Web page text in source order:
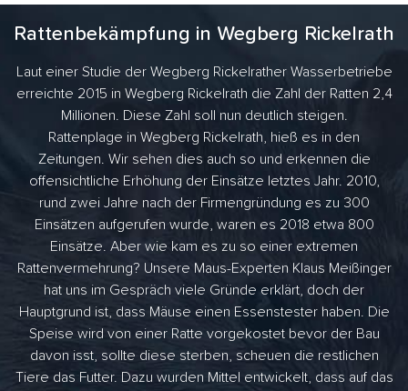
Rattenbekämpfung in Wegberg Rickelrath
Laut einer Studie der Wegberg Rickelrather Wasserbetriebe
erreichte 2015 in Wegberg Rickelrath die Zahl der Ratten 2,4
Millionen. Diese Zahl soll nun deutlich steigen.
Rattenplage in Wegberg Rickelrath, hieß es in den
Zeitungen. Wir sehen dies auch so und erkennen die
offensichtliche Erhöhung der Einsätze letztes Jahr. 2010,
rund zwei Jahre nach der Firmengründung es zu 300
Einsätzen aufgerufen wurde, waren es 2018 etwa 800
Einsätze. Aber wie kam es zu so einer extremen
Rattenvermehrung? Unsere Maus-Experten Klaus Meißinger
hat uns im Gespräch viele Gründe erklärt, doch der
Hauptgrund ist, dass Mäuse einen Essenstester haben. Die
Speise wird von einer Ratte vorgekostet bevor der Bau
davon isst, sollte diese sterben, scheuen die restlichen
Tiere das Futter. Dazu wurden Mittel entwickelt, dass auf das